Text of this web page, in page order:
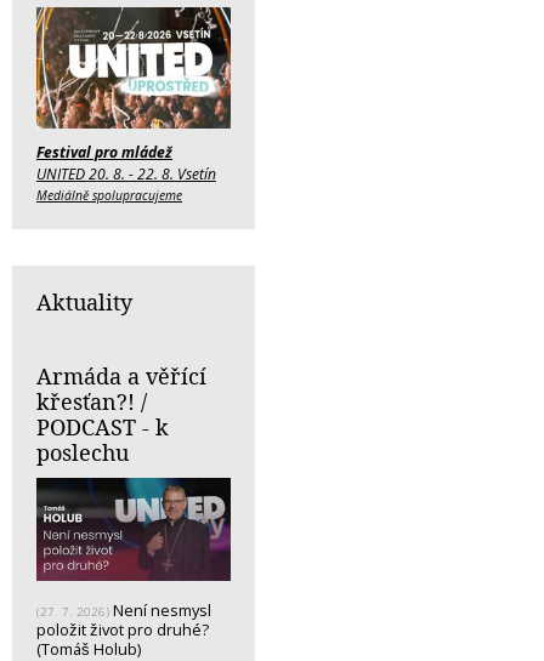
Festival pro mládež
UNITED 20. 8. - 22. 8. Vsetín
Mediálně spolupracujeme
Aktuality
Armáda a věřící
křesťan?! /
PODCAST - k
poslechu
(27. 7. 2026) Není nesmysl
položit život pro druhé?
(Tomáš Holub)